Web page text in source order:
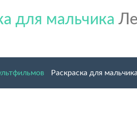
для мальчика
Раскраска для мальчика